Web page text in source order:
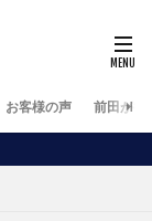
お客様の声 前田が行